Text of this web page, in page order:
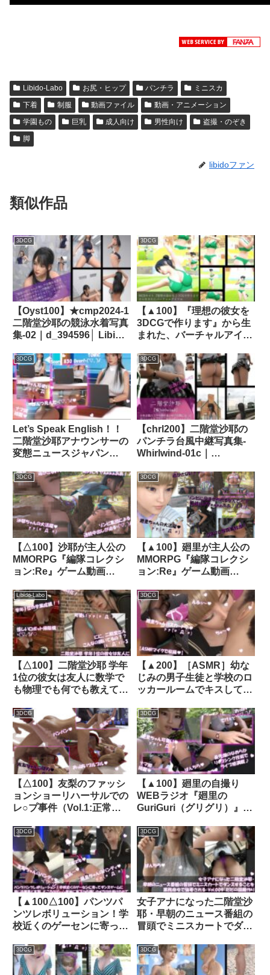
Libido-Labo お尻・ヒップ パンチラ
ミニスカ
下着
制服 動画ファイル
動画・アニメーション
学園もの
巨乳 成人向け 男性向け
盗撮・のぞき
脚
libidoファン
類似作品
3DCG
【Oyst100】★cmp2024-1
二階堂沙耶の競泳水着写真
集-02｜d_394596│ Libido-
3DCG
【▲100】『理想の彼女を
3DCGで作ります』から生
まれた、バーチャルアイド
d_371146│ Libido-Labo
3DCG
Let’s Speak English！！
二階堂沙耶アナウンサーの
変態ニュースジャパン
外編＃001［深夜残業パン
チラ］PV01｜d_413145│
Libido-Labo
3DCG
【chrl200】二階堂沙耶の
パンチラ台風中継写真集-
Whirlwind-01c｜
3DCG
【△100】沙耶が主人公の
MMORPG『編隊コレクシ
ョン:Re』ゲーム動画
るレ○プ被害に遭ってしま
う:密着騎乗位）｜
d_748841
3DCG
【▲100】廻里が主人公の
MMORPG『編隊コレクシ
ョン:Re』ゲーム動画
るレ○プ被害に遭ってしま
う:背面座位でおっぱい丸
出し2！！）｜d_715209
Libido-Labo
【△100】二階堂沙耶 学年
1位の彼女は友人に数学で
も物理でも何でも教えてあ
薄い水色・大人びたフルバ
ックパンティ）｜
d_776244
3DCG
【▲200】［ASMR］幼な
じみの男子生徒と学校のロ
ッカールームでキスしてい
中）を何者かに盗撮される
（PV27:水色ヒョウ柄パン
ティーと黒パンスト）｜
d_338791│ Libido-Labo
3DCG
【△100】友梨のファッシ
ョンショーリハーサルでの
レ○プ事件（Vol.1:正常
Labo
3DCG
【▲100】廻里の自撮り
WEBラジオ『廻里の
GuriGuri（グリグリ）』＃
どれに萌える？？｜
d_355172│ Libido-Labo
3DCG
【▲100△100】パンツパ
ンツレボリューション！学
校近くのゲーセンに寄って
と友梨。ところがゲーム筐
体に真下から隠しカメラが
3DCG
女子アナになった二階堂沙
耶・早朝のニュース番組の
冒頭でミニスカートでダン
要される:Vol.009『ただの
話題作りとのことで電源
3DCG 3DCG